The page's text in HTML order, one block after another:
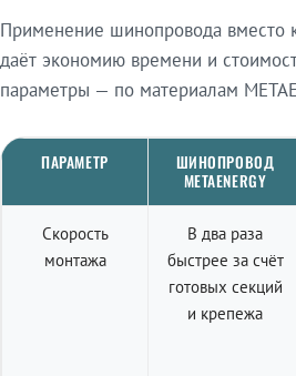
Применение шинопровода вместо
даёт экономию времени и
параметры — по материалам
ПАРАМЕТР
ШИНОПРОВОД
METAENERGY
Скорость
монтажа
В два раза
быстрее за счёт
готовых секций
и крепежа